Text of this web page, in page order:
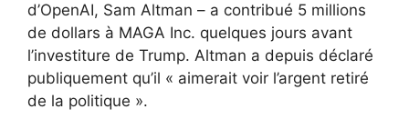
d’OpenAI, Sam Altman – a contribué 5 millions
de dollars à MAGA Inc. quelques jours avant
l’investiture de Trump. Altman a depuis déclaré
publiquement qu’il « aimerait voir l’argent retiré
de la politique ».